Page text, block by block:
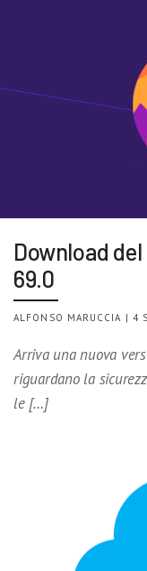
Download
69.0
ALFONSO MARUCCIA | 4
Arriva una nuova
riguardano la
le […]